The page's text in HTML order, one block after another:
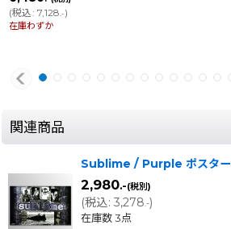
(税込: 7,128 .-)
在庫わずか
関連商品
Sublime / Purple ポスター
2,980.-(税別)
(税込: 3,278.-)
在庫数 3点